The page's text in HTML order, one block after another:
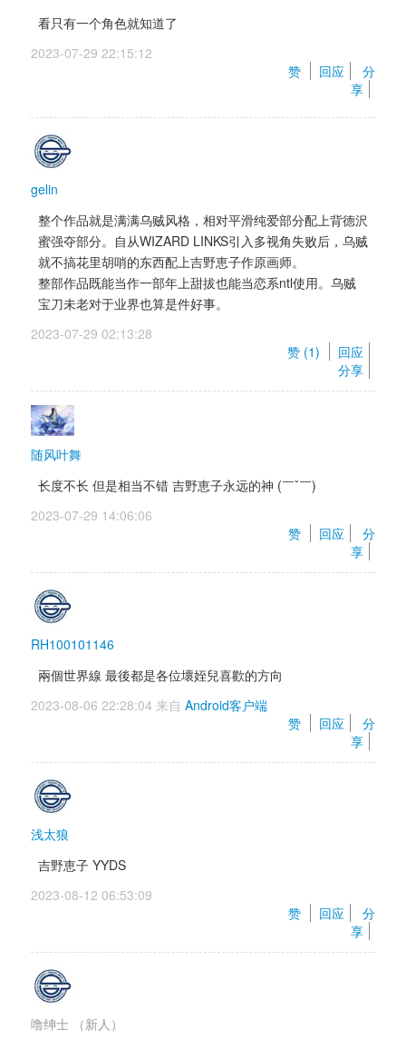
看只有一个角色就知道了
2023-07-29 22:15:12
赞
回应
分
享
gelin
整个作品就是满满乌贼风格，相对平滑纯爱部分配上背德沢
蜜强夺部分。自从WIZARD LINKS引入多视角失败后，乌贼
就不搞花里胡哨的东西配上吉野恵子作原画师。
整部作品既能当作一部年上甜拔也能当恋系ntl使用。乌贼
宝刀未老对于业界也算是件好事。
2023-07-29 02:13:28
赞 (1)
回应
分享
随风叶舞
长度不长 但是相当不错 吉野恵子永远的神 (￣ˇ￣)
2023-07-29 14:06:06
赞
回应
分
享
RH100101146
兩個世界線 最後都是各位壞姪兒喜歡的方向
2023-08-06 22:28:04 来自 Android客户端
赞
回应
分
享
浅太狼
吉野恵子 YYDS
2023-08-12 06:53:09
赞
回应
分
享
噜绅士
（新人）